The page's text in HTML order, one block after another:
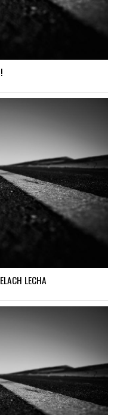
LECHA